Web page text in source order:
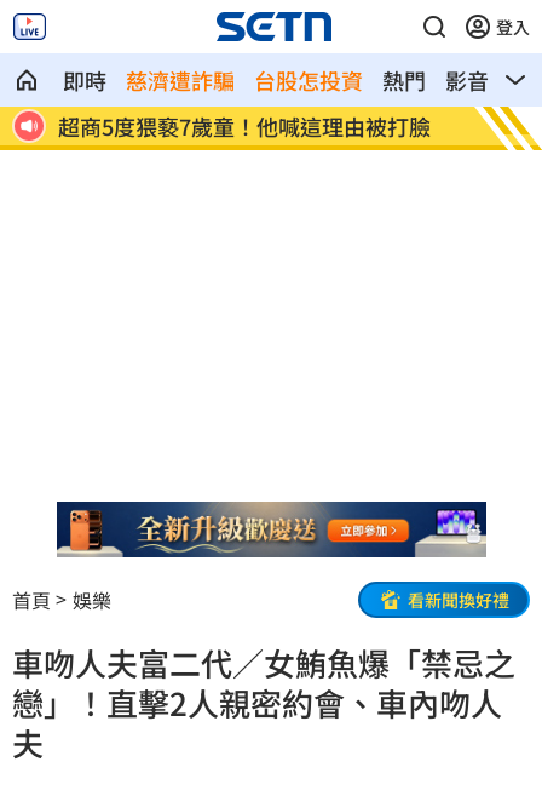
登入
即時 慈濟遭詐騙 台股怎投資 熱門 影音
熱
雄
超商5度猥褻7歲童！他喊這理由被打臉
環
首頁 娛樂 看新聞換好禮
車吻人夫富二代／女鮪魚爆「禁忌之
戀」！直擊2人親密約會、車內吻人
夫